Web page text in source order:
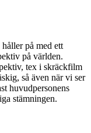
på med ett
på världen.
tex i skräckfilm
så även när vi ser
huvudpersonens
stämningen.